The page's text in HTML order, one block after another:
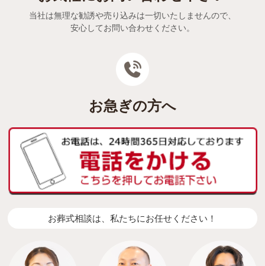
当社は無理な勧誘や売り込みは一切いたしませんので、
安心してお問い合わせください。
お急ぎの方へ
お葬式相談は、私たちにお任せください！